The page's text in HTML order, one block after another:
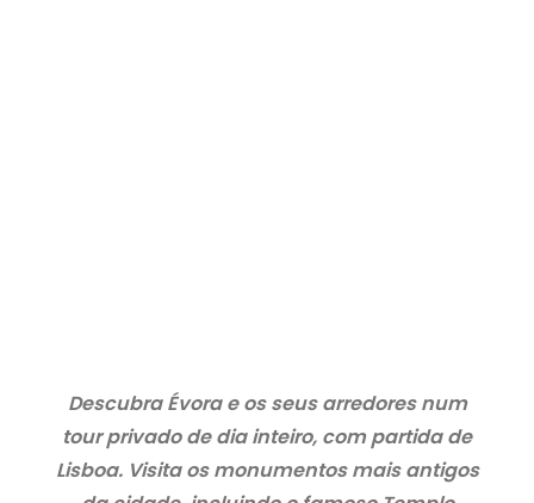
Descubra Évora e os seus arredores num
tour privado de dia inteiro, com partida de
Lisboa. Visita os monumentos mais antigos